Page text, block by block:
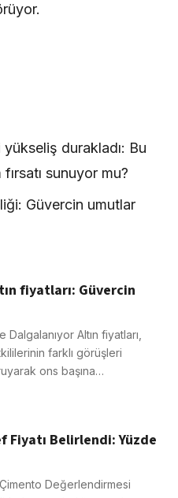
durakladı: Bu
sunuyor mu?
Güvercin umutlar
fiyatları: Güvercin
Dalgalanıyor Altın fiyatları,
farklı görüşleri
ons başına…
Fiyatı Belirlendi: Yüzde
Çimento Değerlendirmesi